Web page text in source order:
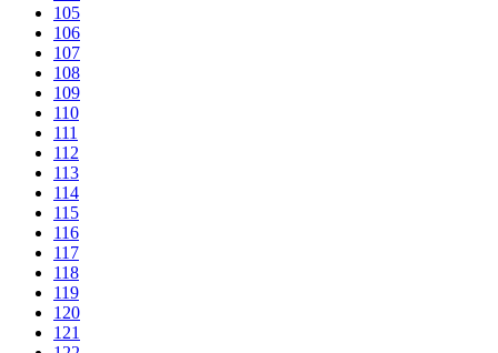
105
106
107
108
109
110
111
112
113
114
115
116
117
118
119
120
121